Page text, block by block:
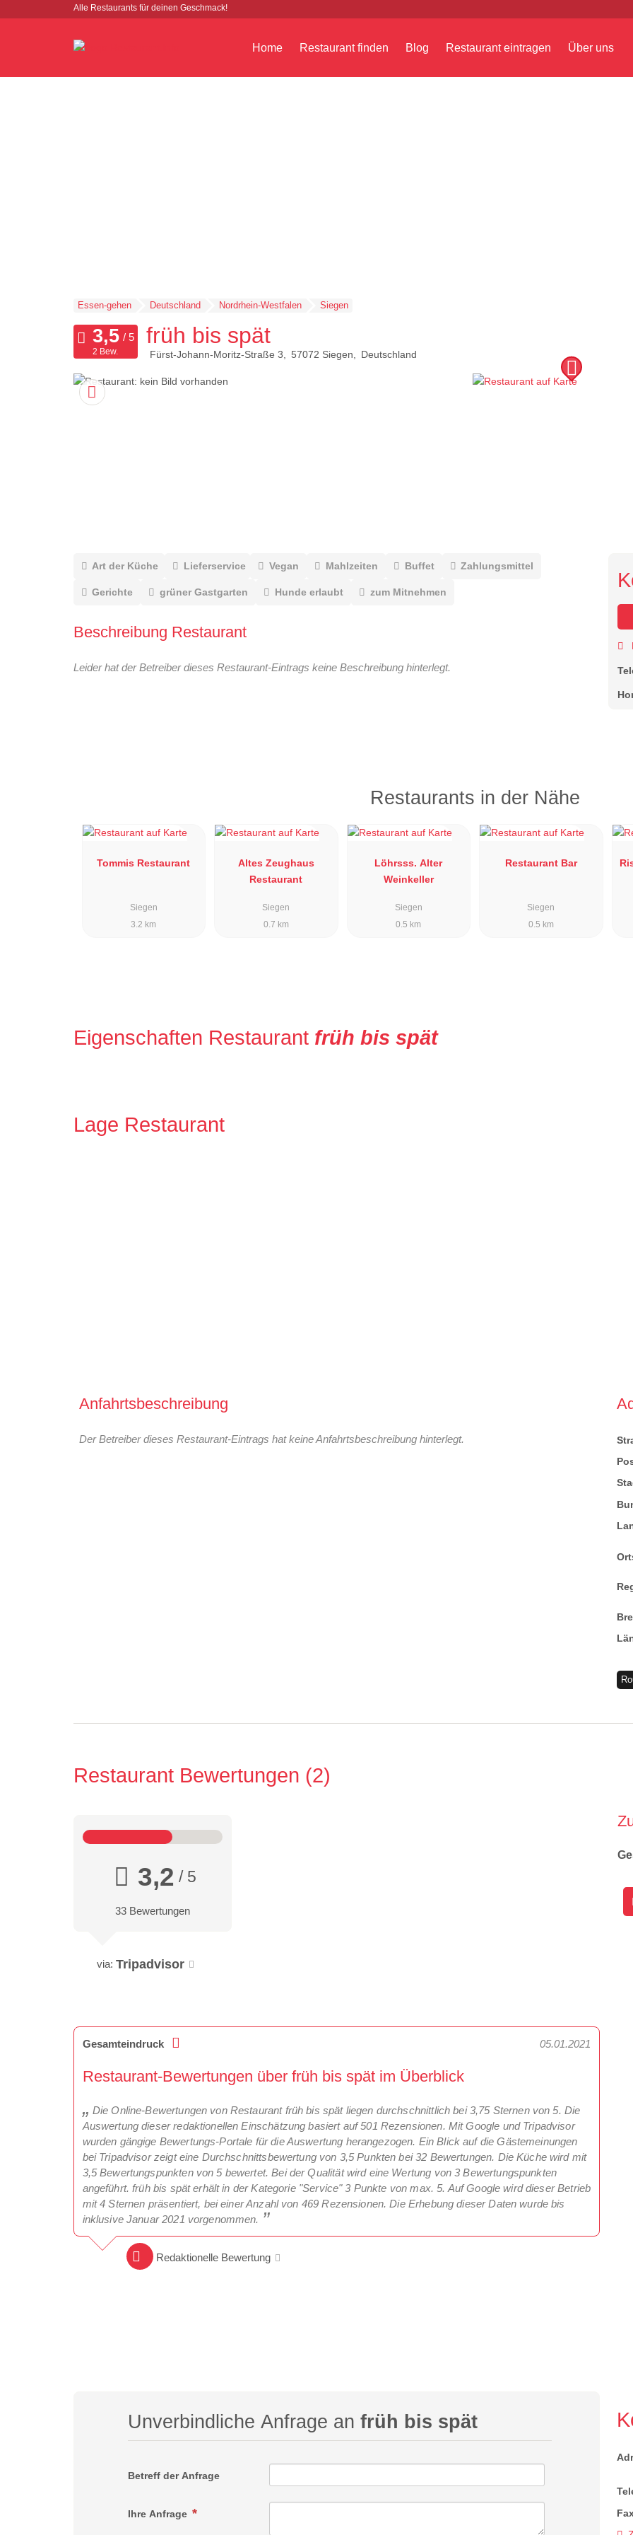
Alle Restaurants für deinen Geschmack!
Home Restaurant finden Blog Restaurant eintragen Über uns
Essen-gehen Deutschland Nordrhein-Westfalen Siegen
früh bis spät
Fürst-Johann-Moritz-Straße 3 57072 Siegen Deutschland
2 Bew.
Art der Küche Lieferservice Vegan Mahlzeiten Buffet Zahlungsmittel
Gerichte grüner Gastgarten Hunde erlaubt zum Mitnehmen
Beschreibung Restaurant
Leider hat der Betreiber dieses Restaurant-Eintrags keine Beschreibung hinterlegt.
Restaurants in der Nähe
Tommis Restaurant
Siegen
3.2 km
Altes Zeughaus
Restaurant
Siegen
0.7 km
Löhrsss. Alter
Weinkeller
Siegen
0.5 km
Restaurant Bar
Siegen
0.5 km
Eigenschaften Restaurant früh bis spät
Lage Restaurant
Anfahrtsbeschreibung
Der Betreiber dieses Restaurant-Eintrags hat keine Anfahrtsbeschreibung hinterlegt.
Restaurant Bewertungen 2
3,2 / 5
33 Bewertungen
via: Tripadvisor
Gesamteindruck 05.01.2021
Restaurant-Bewertungen über früh bis spät im Überblick
Die Online-Bewertungen von Restaurant früh bis spät liegen durchschnittlich bei 3,75 Sternen von 5. Die
Auswertung dieser redaktionellen Einschätzung basiert auf 501 Rezensionen. Mit Google und Tripadvisor
wurden gängige Bewertungs-Portale für die Auswertung herangezogen. Ein Blick auf die Gästemeinungen
bei Tripadvisor zeigt eine Durchschnittsbewertung von 3,5 Punkten bei 32 Bewertungen. Die Küche wird mit
3,5 Bewertungspunkten von 5 bewertet. Bei der Qualität wird eine Wertung von 3 Bewertungspunkten
angeführt. früh bis spät erhält in der Kategorie "Service" 3 Punkte von max. 5. Auf Google wird dieser Betrieb
mit 4 Sternen präsentiert, bei einer Anzahl von 469 Rezensionen. Die Erhebung dieser Daten wurde bis
inklusive Januar 2021 vorgenommen.
Redaktionelle Bewertung
Unverbindliche Anfrage anfrüh bis spät
Betreff der Anfrage
Ihre Anfrage